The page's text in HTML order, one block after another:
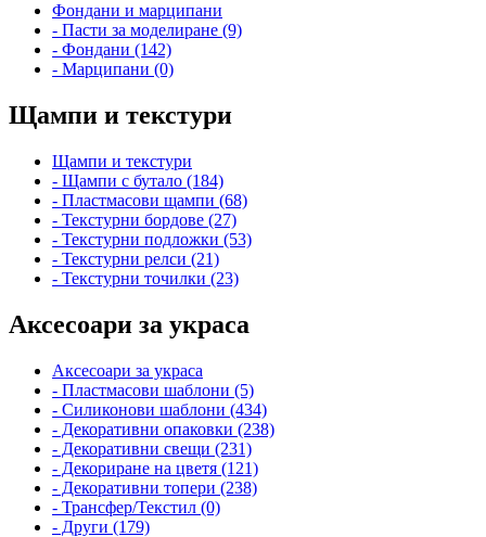
Фондани и марципани
- Пасти за моделиране (9)
- Фондани (142)
- Марципани (0)
Щампи и текстури
Щампи и текстури
- Щампи с бутало (184)
- Пластмасови щампи (68)
- Текстурни бордове (27)
- Текстурни подложки (53)
- Текстурни релси (21)
- Текстурни точилки (23)
Аксесоари за украса
Аксесоари за украса
- Пластмасови шаблони (5)
- Силиконови шаблони (434)
- Декоративни опаковки (238)
- Декоративни свещи (231)
- Декориране на цветя (121)
- Декоративни топери (238)
- Трансфер/Текстил (0)
- Други (179)